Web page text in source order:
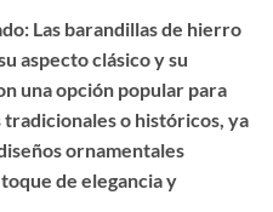
Las barandillas de hierro
aspecto clásico y su
una opción popular para
o históricos, ya
ornamentales
de elegancia y